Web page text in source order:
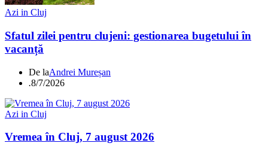
Azi in Cluj
Sfatul zilei pentru clujeni: gestionarea bugetului în
vacanță
De laAndrei Mureșan
.8/7/2026
Azi in Cluj
Vremea în Cluj, 7 august 2026